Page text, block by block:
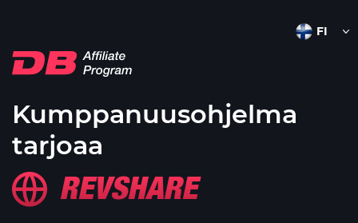
Kumppanuusohjelma
tarjoaa
REVSHARE